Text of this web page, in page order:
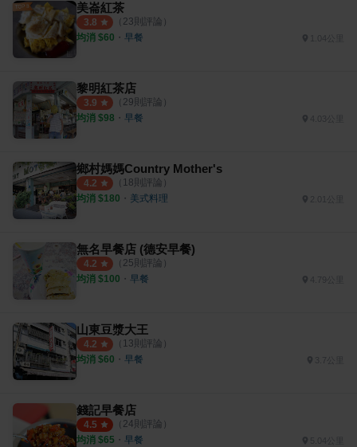
美崙紅茶
3.8 （ 23則評論）
均消 $60 ・ 早餐 1.04公里
黎明紅茶店
3.9 （ 29則評論）
均消 $98 ・ 早餐 4.03公里
鄉村媽媽Country Mother's
4.2 （ 18則評論）
均消 $180 ・ 美式料理
無名早餐店 (德安早餐)
4.2 （ 25則評論）
均消 $100 ・ 早餐 4.79公里
山東豆漿大王
4.2 （ 13則評論）
均消 $60 ・ 早餐
錢記早餐店
4.5 （ 24則評論）
均消 $65 ・ 早餐 5.04公里